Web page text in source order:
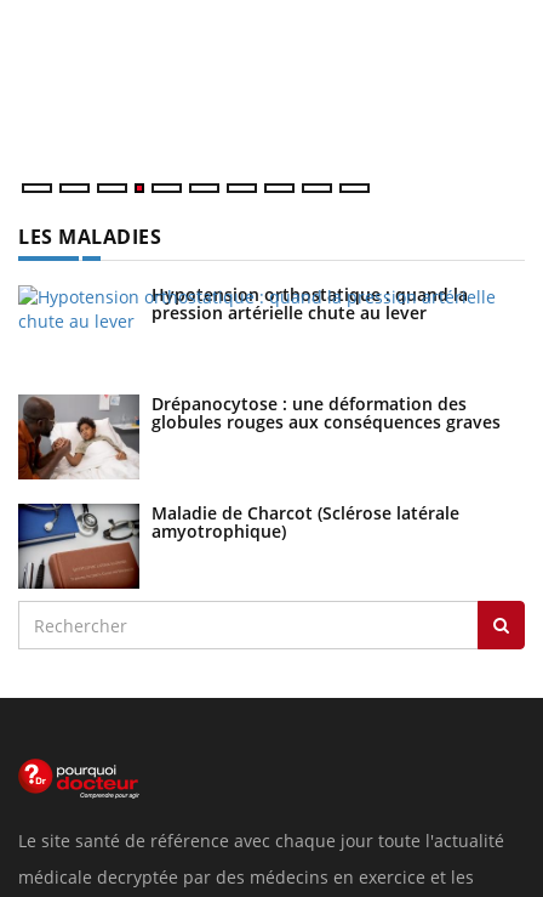
LES MALADIES
Hypotension orthostatique : quand la
pression artérielle chute au lever
Drépanocytose : une déformation des
globules rouges aux conséquences graves
Maladie de Charcot (Sclérose latérale
amyotrophique)
Le site santé de référence avec chaque jour toute l'actualité
médicale decryptée par des médecins en exercice et les